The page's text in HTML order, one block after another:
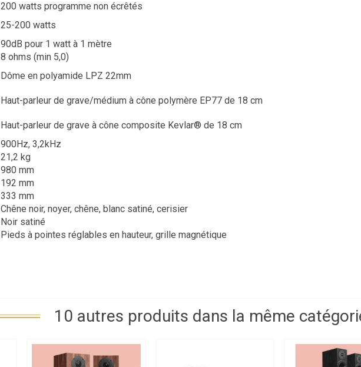
200 watts programme non écrêtés
25-200 watts
90dB pour 1 watt à 1 mètre
8 ohms (min 5,0)
Dôme en polyamide LPZ 22mm
Haut-parleur de grave/médium à cône polymère EP77 de 18 cm
Haut-parleur de grave à cône composite Kevlar® de 18 cm
900Hz, 3,2kHz
21,2 kg
980 mm
192 mm
333 mm
Chêne noir, noyer, chêne, blanc satiné, cerisier
Noir satiné
Pieds à pointes réglables en hauteur, grille magnétique
10 autres produits dans la même